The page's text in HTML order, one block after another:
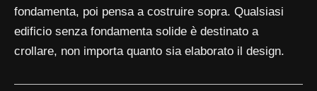
fondamenta, poi pensa a costruire sopra. Qualsiasi
edificio senza fondamenta solide è destinato a
crollare, non importa quanto sia elaborato il design.